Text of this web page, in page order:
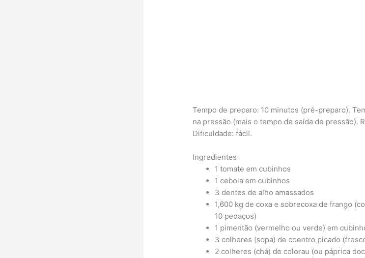
Tempo de preparo: 10 minutos (pré-preparo).
na pressão (mais o tempo de saída de pressão).
Dificuldade: fácil.
Ingredientes
1 tomate em cubinhos
1 cebola em cubinhos
3 dentes de alho amassados
1,600 kg de coxa e sobrecoxa de frango
10 pedaços)
1 pimentão (vermelho ou verde) em
3 colheres (sopa) de coentro picado
2 colheres (chá) de colorau (ou páprica